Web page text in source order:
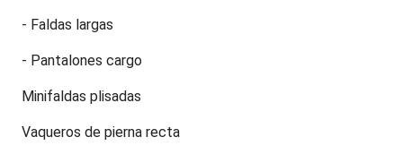
- Faldas largas
- Pantalones cargo
Minifaldas plisadas
Vaqueros de pierna recta